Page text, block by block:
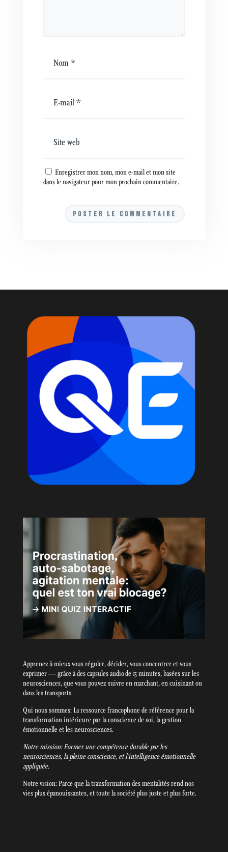
Enregistrer mon nom, mon e-mail et mon site
dans le navigateur pour mon prochain commentaire.
Apprenez à mieux vous réguler, décider, vous concentrer et vous
exprimer — grâce à des capsules audio de 15 minutes, basées sur les
neurosciences, que vous pouvez suivre en marchant, en cuisinant ou
dans les transports.
Qui nous sommes: La ressource francophone de référence pour la
transformation intérieure par la conscience de soi, la gestion
émotionnelle et les neurosciences.
Notre mission: Former une compétence durable par les
neurosciences, la pleine conscience, et l’intelligence émotionnelle
appliquée.
Notre vision: Parce que la transformation des mentalités rend nos
vies plus épanouissantes, et toute la société plus juste et plus forte.